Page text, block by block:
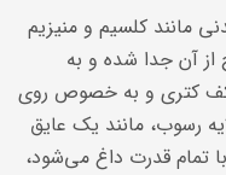
مانند کلسیم و منیزیم
آن جدا شده و به
کتری و به خصوص روی
رسوب، مانند یک عایق
تمام قدرت داغ می‌شود،